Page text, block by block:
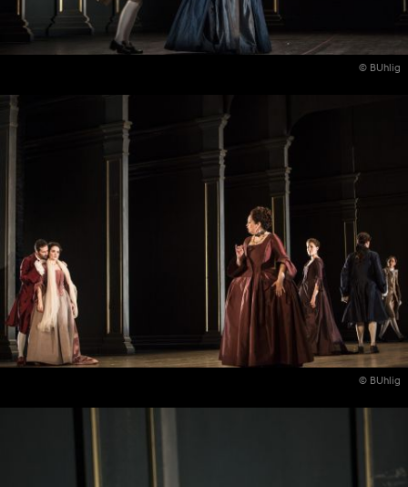
© BUhlig
© BUhlig